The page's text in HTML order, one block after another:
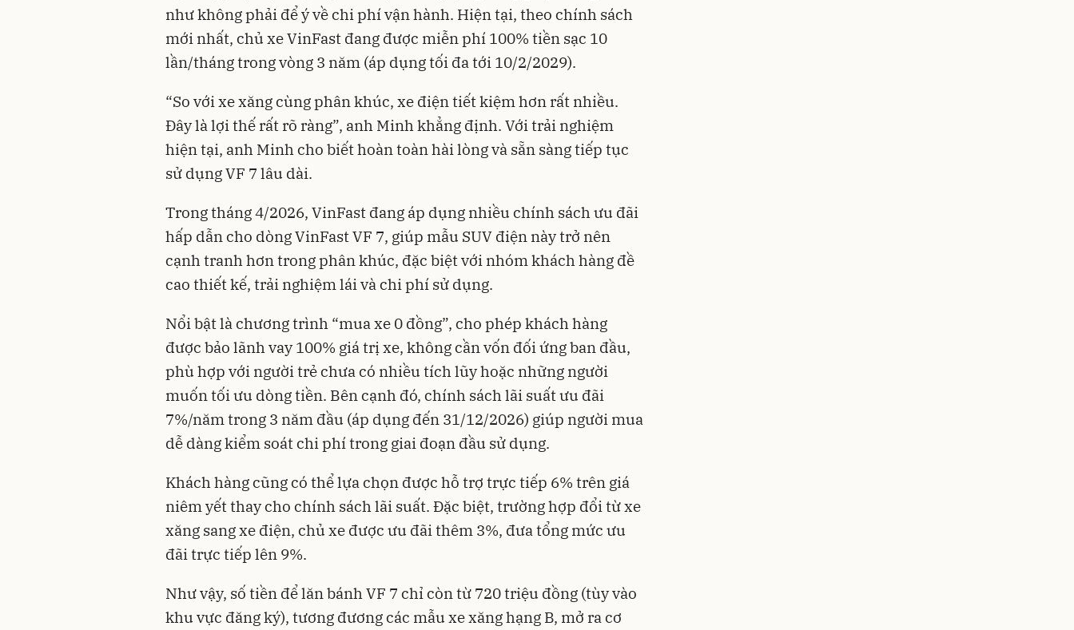
như không phải để ý về chi phí vận hành. Hiện tại, theo chính sách
mới nhất, chủ xe VinFast đang được miễn phí 100% tiền sạc 10
lần/tháng trong vòng 3 năm (áp dụng tối đa tới 10/2/2029).
“So với xe xăng cùng phân khúc, xe điện tiết kiệm hơn rất nhiều.
Đây là lợi thế rất rõ ràng”, anh Minh khẳng định. Với trải nghiệm
hiện tại, anh Minh cho biết hoàn toàn hài lòng và sẵn sàng tiếp tục
sử dụng VF 7 lâu dài.
Trong tháng 4/2026, VinFast đang áp dụng nhiều chính sách ưu đãi
hấp dẫn cho dòng VinFast VF 7, giúp mẫu SUV điện này trở nên
cạnh tranh hơn trong phân khúc, đặc biệt với nhóm khách hàng đề
cao thiết kế, trải nghiệm lái và chi phí sử dụng.
Nổi bật là chương trình “mua xe 0 đồng”, cho phép khách hàng
được bảo lãnh vay 100% giá trị xe, không cần vốn đối ứng ban đầu,
phù hợp với người trẻ chưa có nhiều tích lũy hoặc những người
muốn tối ưu dòng tiền. Bên cạnh đó, chính sách lãi suất ưu đãi
7%/năm trong 3 năm đầu (áp dụng đến 31/12/2026) giúp người mua
dễ dàng kiểm soát chi phí trong giai đoạn đầu sử dụng.
Khách hàng cũng có thể lựa chọn được hỗ trợ trực tiếp 6% trên giá
niêm yết thay cho chính sách lãi suất. Đặc biệt, trường hợp đổi từ xe
xăng sang xe điện, chủ xe được ưu đãi thêm 3%, đưa tổng mức ưu
đãi trực tiếp lên 9%.
Như vậy, số tiền để lăn bánh VF 7 chỉ còn từ 720 triệu đồng (tùy vào
khu vực đăng ký), tương đương các mẫu xe xăng hạng B, mở ra cơ